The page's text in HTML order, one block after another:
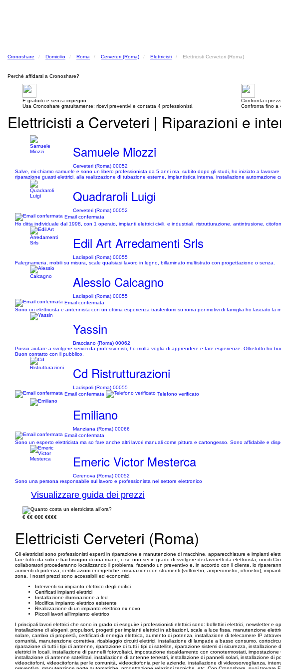
Cronoshare Domicilio Roma Cerveteri (Roma) Elettricisti Elettricisti Cerveteri (Roma)
Perché affidarsi a Cronoshare?
E gratuito e senza impegno
Usa Cronoshare gratuitamente: ricevi preventivi e contatta 4 professionisti.
Confronta i
Confronta fino a
Elettricisti a Cerveteri | Riparazioni e
Samuele Miozzi
Cerveteri (Roma) 00052
Salve, mi chiamo samuele e sono un libero professionista da 5 anni ma, subito dopo gli studi, ho iniziato a
riparazione guasti elettrici, alla realizzazione di tubazione esterne, impiantistica interna, installazione automazione
Quadraroli Luigi
Cerveteri (Roma) 00052
Email confermata
Ho ditta individuale dal 1998, con 1 operaio, impianti elettrici civili, e industriali, ristrutturazione, antintrusione,
Edil Art Arredamenti Srls
Ladispoli (Roma) 00055
Falegnameria, mobili su misura, scale qualsiasi lavoro in legno, billaminato multistrato con progettazione o senza.
Alessio Calcagno
Ladispoli (Roma) 00055
Email confermata
Sono un elettricista e antennista con un ottima esperienza trasferitomi su roma per motivi di famiglia ho lasciato la
Yassin
Bracciano (Roma) 00062
Posso aiutare a svolgere servizi da professionisti, ho molta voglia di apprendere e fare esperienze. Oltretutto ho
Buon contatto con il pubblico.
Cd Ristrutturazioni
Ladispoli (Roma) 00055
Email confermata
Telefono verificato
Emiliano
Manziana (Roma) 00066
Email confermata
Sono un esperto elettricista ma so fare anche altri lavori manuali come pittura e cartongesso. Sono affidabile e
Emeric Victor Mesterca
Cerenova (Roma) 00052
Sono una persona responsabile sul lavoro e professionista nel settore elettronico
Visualizzare guida dei prezzi
€ €€ €€€ €€€€
Elettricisti Cerveteri (Roma)
Gli elettricisti sono professionisti esperti in riparazione e manutenzione di macchine, apparecchiature e impianti
fare tutto da solo e hai bisogno di una mano, o se non sei in grado di svolgere dei lavoretti da elettricista, noi di
collaboratori procederanno localizzando il problema, facendo un preventivo e, in accordo con il cliente, lo
aumenti di potenza, certificazioni energetiche, misurazioni con strumenti (voltmetro, amperometro, ohmetro),
zona. I nostri prezzi sono accessibili ed economici.
Interventi su impianto elettrico degli edifici
Certificati impianti elettrici
Installazione illuminazione a led
Modifica impianto elettrico esistente
Realizzazione di un impianto elettrico ex novo
Piccoli lavori all’impianto elettrico
I principali lavori elettrici che sono in grado di eseguire i professionisti elettrici sono: bollettini elettrici, newsletter
installazione di alogeni, propulsori, progetti per impianti elettrici in abitazioni, scale a luce fissa, manutenzione
solare, cambio di proprietà, certificati di energia elettrica, aumento di potenza, installazione di telecamere IP
comunità, manutenzione correttiva, ricablaggio circuiti elettrici, installazione di lampade a basso consumo,
riparazione di tutti i tipi di antenne, riparazione di tutti i tipi di satellite, riparazione sistemi di sicurezza,
elettrici in locali, installazione di pannelli fotovoltaici, impostazione riscaldamento con cronotermostati,
installazione di antenne satellitari, installazione di antenne terrestri, installazione di pannelli solari, installazione
videocitofoni, videocitofonia per le comunità, videocitofonia per le aziende, installazione di videosorveglianza,